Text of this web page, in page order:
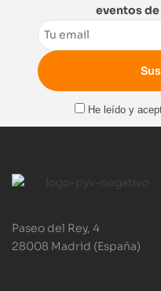
eventos
Email
He leído y
Paseo del Rey, 4
28008 Madrid (España)